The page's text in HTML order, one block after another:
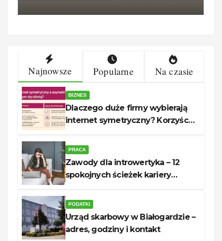
Najnowsze Popularne Na czasie
BIZNES
Dlaczego duże firmy wybierają
internet symetryczny? Korzyści
PRACA
Zawody dla introwertyka – 12
spokojnych ścieżek kariery
PODATKI
Urząd skarbowy w Białogardzie –
adres, godziny i kontakt